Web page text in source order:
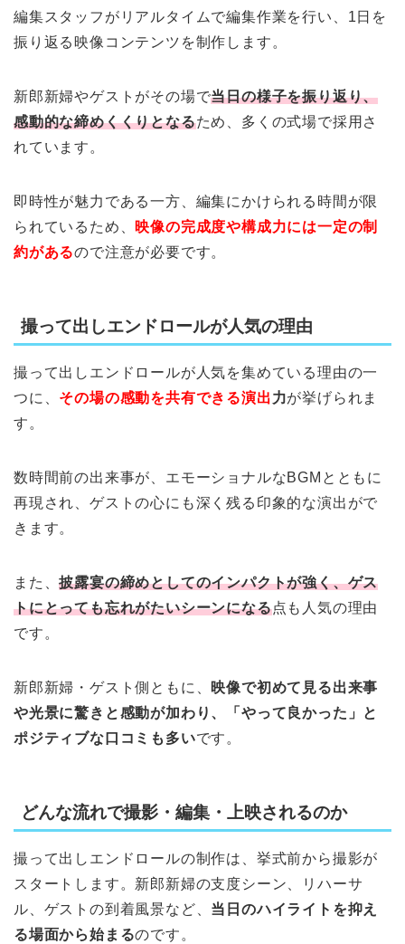
編集スタッフがリアルタイムで編集作業を行い、1日を
振り返る映像コンテンツを制作します。
新郎新婦やゲストがその場で当日の様子を振り返り、
感動的な締めくくりとなるため、多くの式場で採用さ
れています。
即時性が魅力である一方、編集にかけられる時間が限
られているため、 映像の完成度や構成力には一定の制
約があるので注意が必要です。
撮って出しエンドロールが人気の理由
撮って出しエンドロールが人気を集めている理由の一
つに、 その場の感動を共有できる演出力が挙げられま
す。
数時間前の出来事が、エモーショナルなBGMとともに
再現され、ゲストの心にも深く残る印象的な演出がで
きます。
また、披露宴の締めとしてのインパクトが強く、ゲス
トにとっても忘れがたいシーンになる点も人気の理由
です。
新郎新婦・ゲスト側ともに、 映像で初めて見る出来事
や光景に驚きと感動が加わり、「やって良かった」と
ポジティブな口コミも多いです。
どんな流れで撮影・編集・上映されるのか
撮って出しエンドロールの制作は、挙式前から撮影が
スタートします。新郎新婦の支度シーン、リハーサ
ル、ゲストの到着風景など、 当日のハイライトを抑え
る場面から始まるのです。